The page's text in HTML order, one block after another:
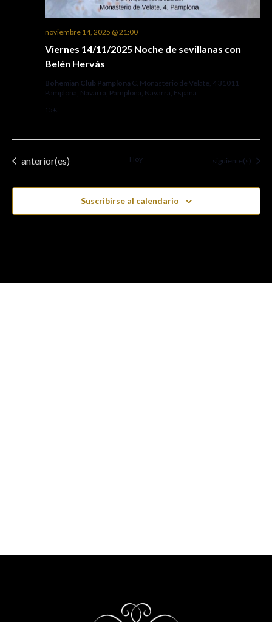
Viernes 14/11/2025 Noche de sevillanas con
Belén Hervás
noviembre 14, 2025 @ 21:00
Bohemian Club Pamplona C. Monasterio de Velate, 4 31011
Pamplona, Navarra, Pamplona, Navarra, España
15 €
Eventos
anterior(es) Hoy Eventos
siguiente(s)
Suscribirse al calendario